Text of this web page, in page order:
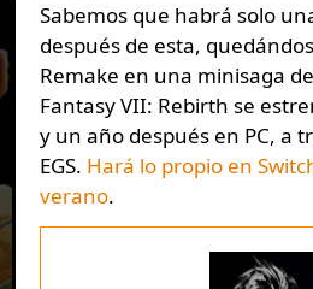
Sabemos que habrá solo
después de esta,
Remake en una minisaga
Fantasy VII: Rebirth se
y un año después en PC, a
EGS. Hará lo propio en
verano.